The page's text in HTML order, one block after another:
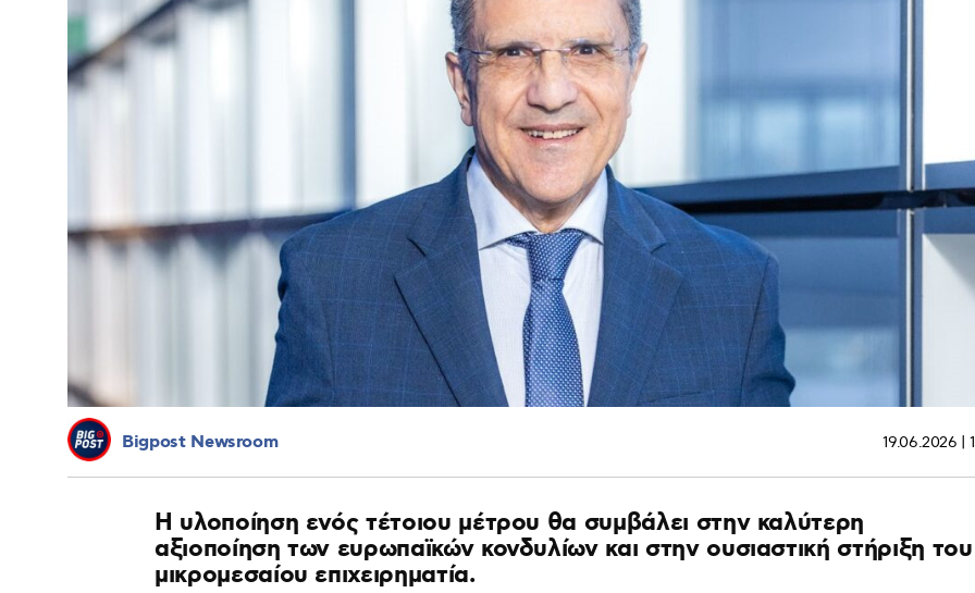
Bigpost Newsroom 19.06.2026 |
Η υλοποίηση ενός τέτοιου μέτρου θα συμβάλει στην καλύτερη
αξιοποίηση των ευρωπαϊκών κονδυλίων και στην ουσιαστική στήριξη του
μικρομεσαίου επιχειρηματία.